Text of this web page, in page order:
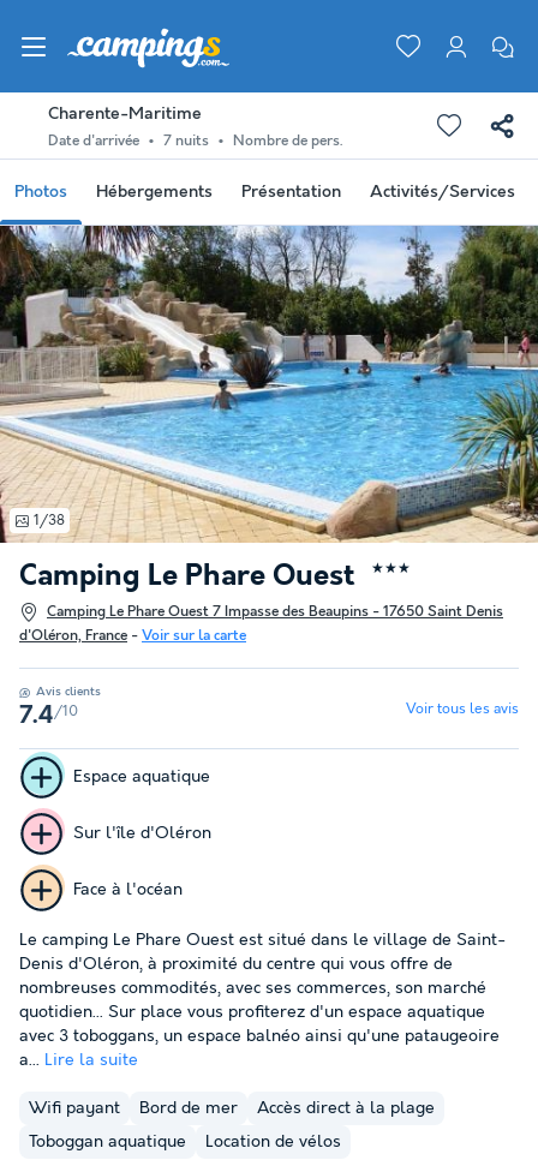
Charente-Maritime
Date d'arrivée 7 nuits Nombre de pers.
Photos Hébergements Présentation Activités/Services
Camping Le Phare Ouest ★★★
Camping Le Phare Ouest 7 Impasse des Beaupins - 17650 Saint Denis
d'Oléron, France - Voir sur la carte
1/38
Avis clients
7.4/10 Voir tous les avis
Espace aquatique
Sur l'île d'Oléron
Face à l'océan
Le camping Le Phare Ouest est situé dans le village de Saint-
Denis d'Oléron, à proximité du centre qui vous offre de
nombreuses commodités, avec ses commerces, son marché
quotidien... Sur place vous profiterez d'un espace aquatique
avec 3 toboggans, un espace balnéo ainsi qu'une pataugeoire
a... Lire la suite
Wifi payant Bord de mer
Accès direct à la plage
Toboggan aquatique
Location de vélos